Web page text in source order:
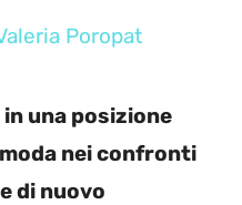
Poropat
una posizione
nei confronti
di nuovo